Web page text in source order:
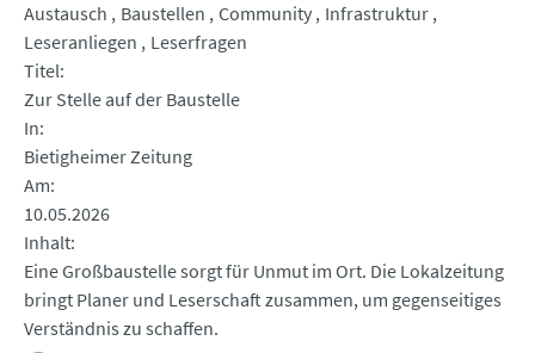
Austausch
Baustellen Community Infrastruktur
Leseranliegen
Leserfragen
Titel
Zur Stelle auf der Baustelle
In
Bietigheimer Zeitung
Am
10.05.2026
Inhalt
Eine Großbaustelle sorgt für Unmut im Ort. Die Lokalzeitung
bringt Planer und Leserschaft zusammen, um gegenseitiges
Verständnis zu schaffen.